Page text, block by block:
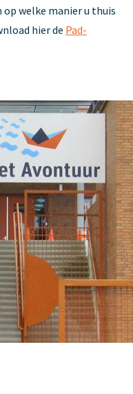
welke manier u thuis
hier de Pad-